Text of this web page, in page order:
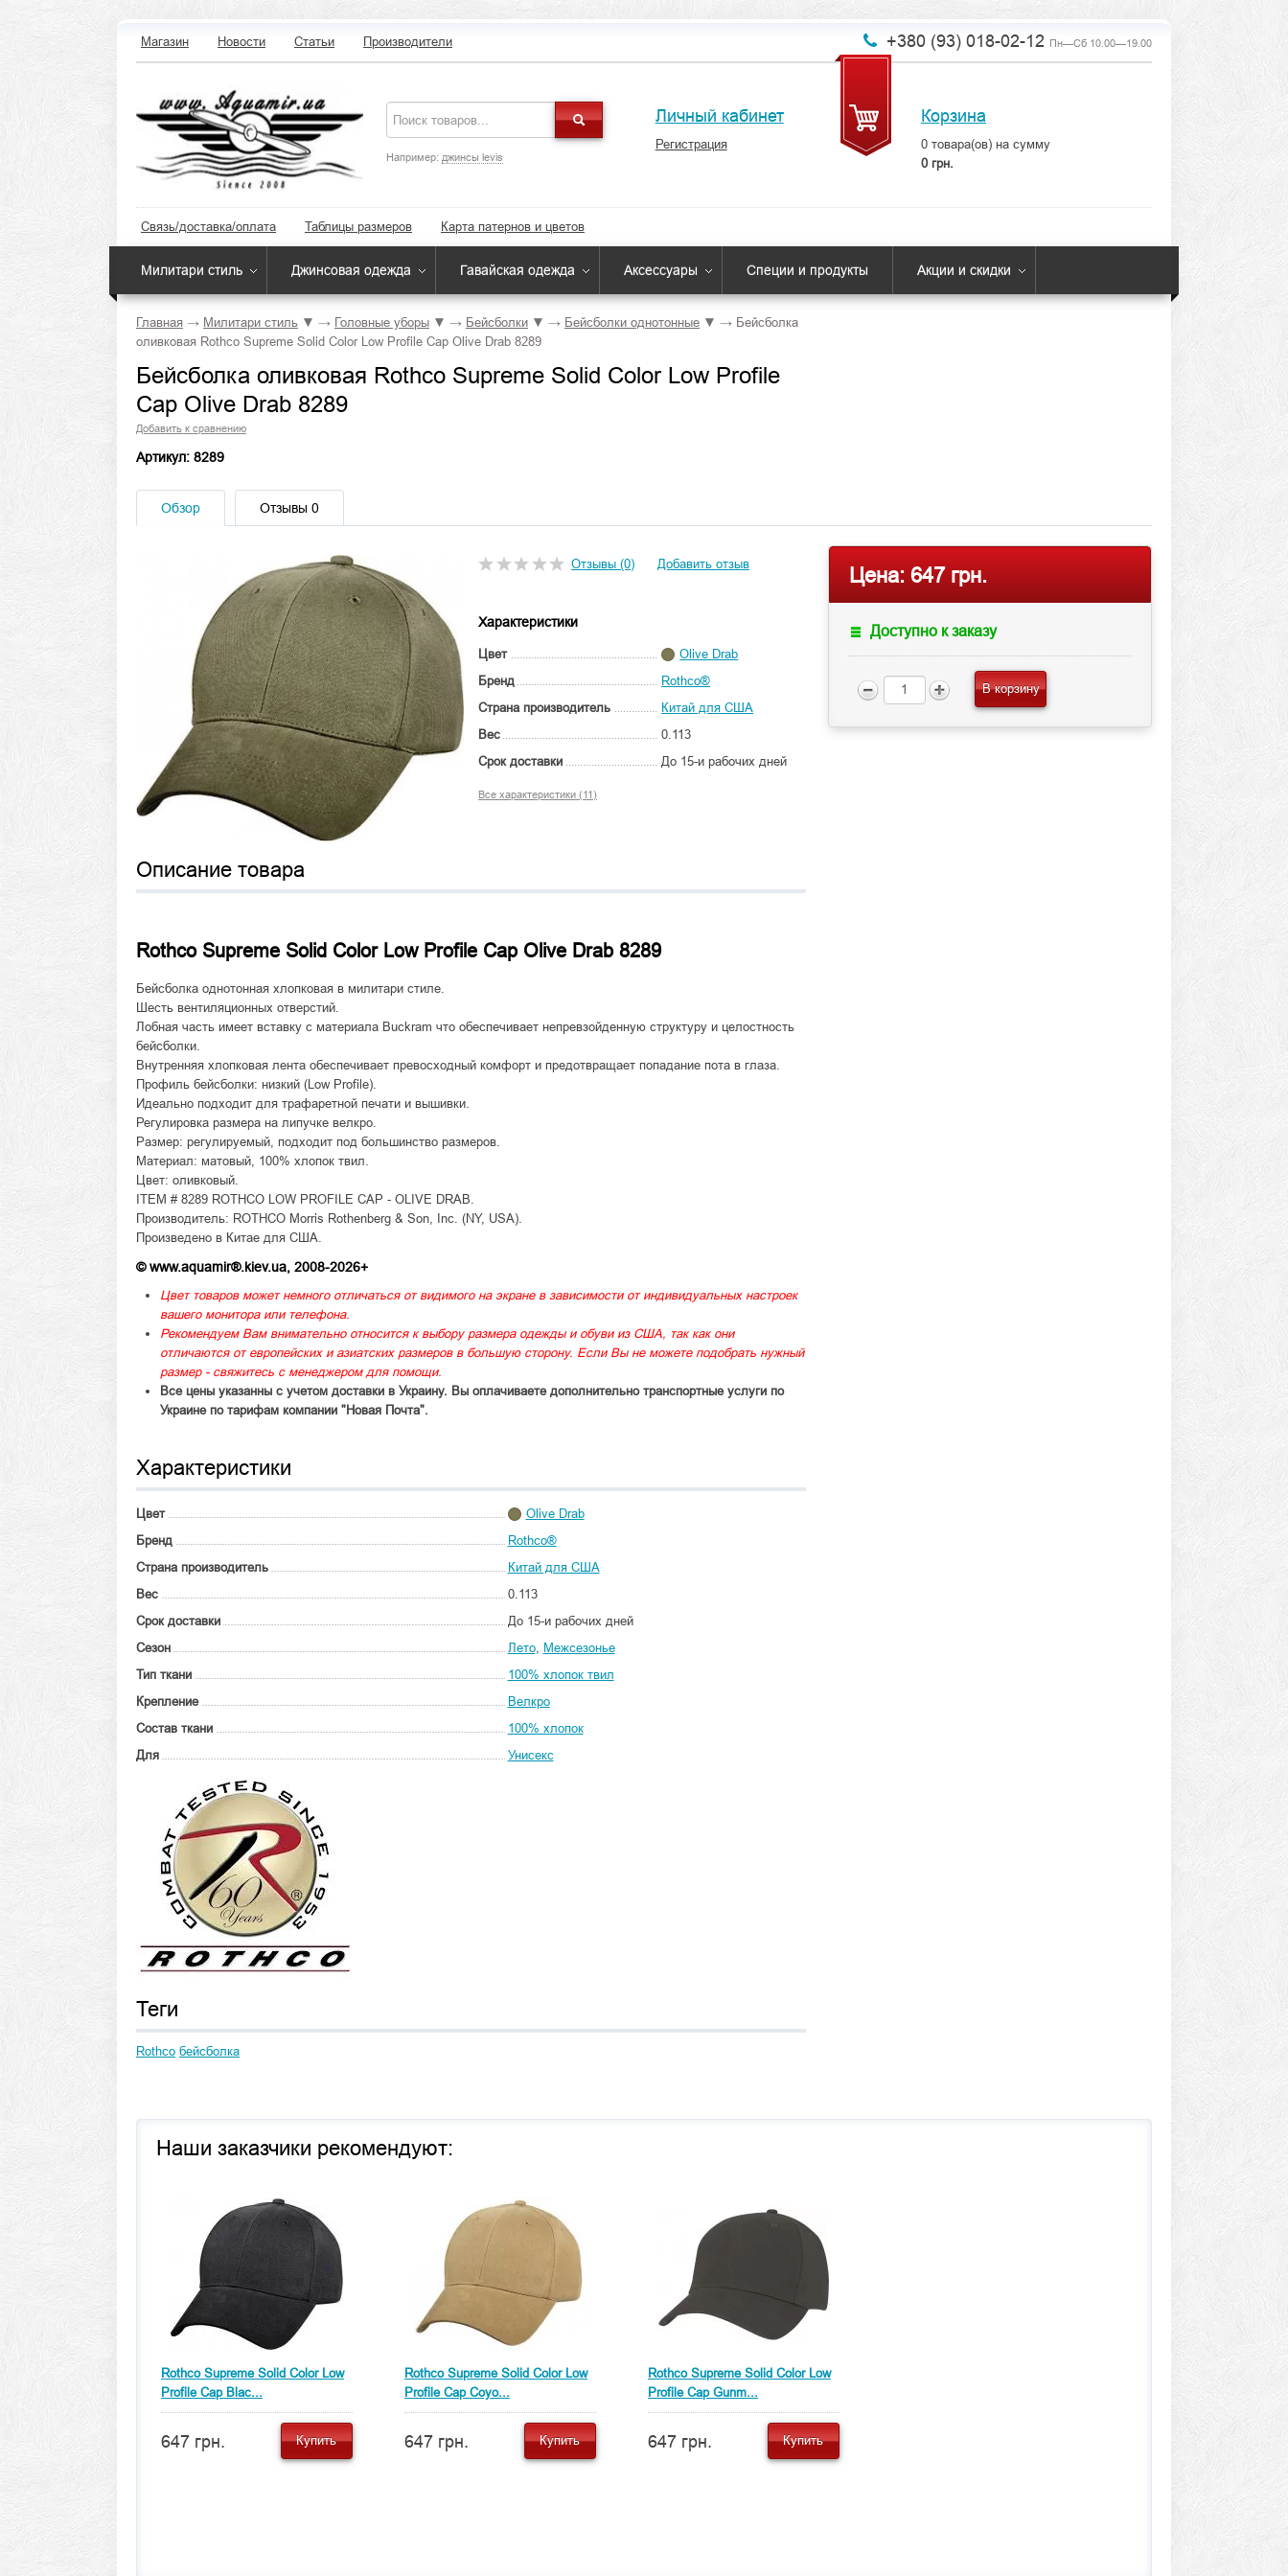
Магазин Новости Статьи Производители +380 (93) 018-02-12 Пн—Сб 10.00—19.00
Например: джинсы levis
Личный кабинет
Регистрация
Корзина
0товара(ов) на сумму
0 грн.
Связь/доставка/оплата Таблицы размеров Карта патернов и цветов
Милитари стиль Джинсовая одежда Гавайская одежда Аксессуары Специи и продукты Акции и скидки
Главная → Милитари стиль ▼ → Головные уборы ▼ → Бейсболки ▼ → Бейсболки однотонные ▼ → Бейсболка
оливковая Rothco Supreme Solid Color Low Profile Cap Olive Drab 8289
Бейсболка оливковая Rothco Supreme Solid Color Low Profile
Cap Olive Drab 8289
Добавить к сравнению
Артикул: 8289
Обзор Отзывы 0
Отзывы (0) Добавить отзыв
Характеристики
Цвет
Olive Drab
Бренд
Rothco®
Страна производитель
Китай для США
Вес
0.113
Срок доставки
До 15-и рабочих дней
Все характеристики (11)
Описание товара
Rothco Supreme Solid Color Low Profile Cap Olive Drab 8289
Бейсболка однотонная хлопковая в милитари стиле.
Шесть вентиляционных отверстий.
Лобная часть имеет вставку с материала Buckram что обеспечивает непревзойденную структуру и целостность
бейсболки.
Внутренняя хлопковая лента обеспечивает превосходный комфорт и предотвращает попадание пота в глаза.
Профиль бейсболки: низкий (Low Profile).
Идеально подходит для трафаретной печати и вышивки.
Регулировка размера на липучке велкро.
Размер: регулируемый, подходит под большинство размеров.
Материал: матовый, 100% хлопок твил.
Цвет: оливковый.
ITEM # 8289 ROTHCO LOW PROFILE CAP - OLIVE DRAB.
Производитель: ROTHCO Morris Rothenberg & Son, Inc. (NY, USA).
Произведено в Китае для США.
© www.aquamir®.kiev.ua, 2008-2026+
Цвет товаров может немного отличаться от видимого на экране в зависимости от индивидуальных настроек
вашего монитора или телефона.
Рекомендуем Вам внимательно относится к выбору размера одежды и обуви из США, так как они
отличаются от европейских и азиатских размеров в большую сторону. Если Вы не можете подобрать нужный
размер - свяжитесь с менеджером для помощи.
Все цены указанны с учетом доставки в Украину. Вы оплачиваете дополнительно транспортные услуги по
Украине по тарифам компании "Новая Почта".
Характеристики
Цвет
Olive Drab
Бренд
Rothco®
Страна производитель
Китай для США
Вес
0.113
Срок доставки
До 15-и рабочих дней
Сезон
Лето, Межсезонье
Тип ткани
100% хлопок твил
Крепление
Велкро
Состав ткани
100% хлопок
Для
Унисекс
Теги
Rothco бейсболка
Цена: 647 грн.
Доступно к заказу
В корзину
Наши заказчики рекомендуют:
Rothco Supreme Solid Color Low
Profile Cap Blac...
647 грн. Купить
Rothco Supreme Solid Color Low
Profile Cap Coyo...
647 грн. Купить
Rothco Supreme Solid Color Low
Profile Cap Gunm...
647 грн. Купить